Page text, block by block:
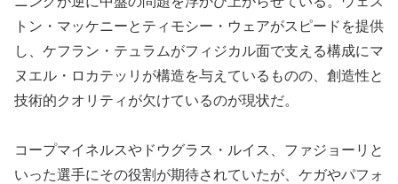
トン・マッケニーとティモシー・ウェアがスピードを提供
し、ケフラン・テュラムがフィジカル面で支える構成にマ
ヌエル・ロカテッリが構造を与えているものの、創造性と
技術的クオリティが欠けているのが現状だ。
コープマイネルスやドウグラス・ルイス、ファジョーリと
いった選手にその役割が期待されていたが、ケガやパフォ